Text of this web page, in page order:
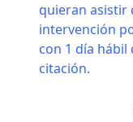
quieran asistir
intervención
con 1 día hábil
citación.